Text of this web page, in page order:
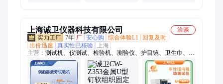
上海诚卫仪器科技有限公司
洽谈
7年 厂 安心购 综合体验L1
回复及时
出价迅速
真实性已核验
上海
主营： 测试机、仪测试、检验机、测验仪、护目镜、卫生巾、
astmf2992、测定机、耐磨仪、强力仪、nbs橡胶、织物胀、卫生
纸、老化箱、检测仪、灼热丝、试验机、试验仪、纸尿裤、能检
验、测定仪、呼吸气密、测试温度、口罩耳带、性测试仪